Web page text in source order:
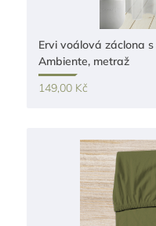
Ervi voálová záclona
Ambiente, metraž
149,00 Kč